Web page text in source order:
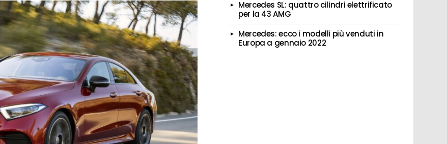
Mercedes SL: quattro cilindri elettrificato
per la 43 AMG
Mercedes: ecco i modelli più venduti in
Europa a gennaio 2022